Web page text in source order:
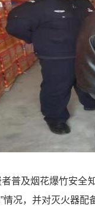
普及烟花爆竹安全
情况，并对灭火器